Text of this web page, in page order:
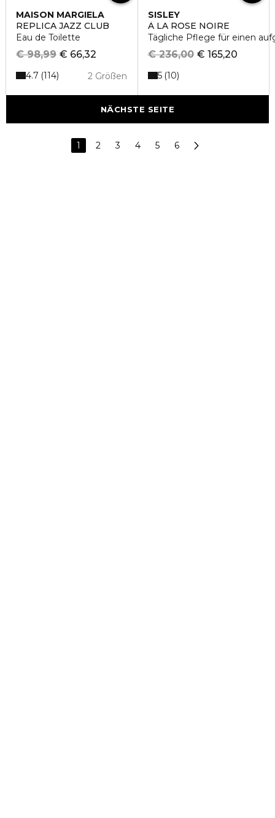
MAISON MARGIELA
REPLICA JAZZ CLUB
Eau de Toilette
€ 66,32
€ 98,99
2 Größen
4.7 114
SISLEY
À LA ROSE NOIRE
Tägliche Pflege für einen
€ 165,20
€ 236,00
5 10
NÄCHSTE SEITE
1 2 3 4 5 6